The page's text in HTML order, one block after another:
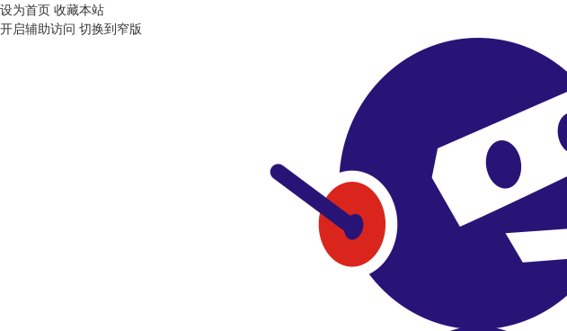
设为首页 收藏本站
开启辅助访问 切换到窄版